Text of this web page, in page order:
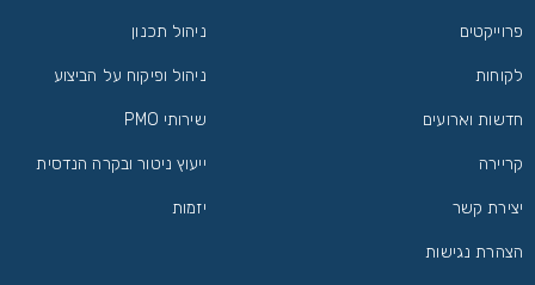
פרוייקטים
לקוחות
חדשות וארועים
קריירה
יצירת קשר
הצהרת נגישות
ניהול תכנון
ניהול ופיקוח על הביצוע
שירותי PMO
ייעוץ ניטור ובקרה הנדסית
יזמות